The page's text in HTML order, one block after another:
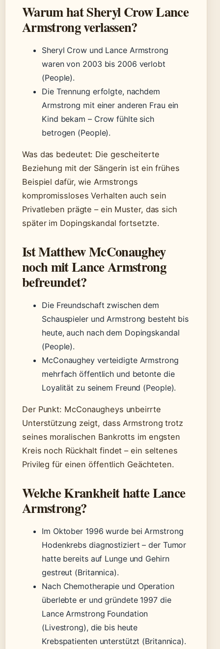
Warum hat Sheryl Crow Lance
Armstrong verlassen?
Sheryl Crow und Lance Armstrong
waren von 2003 bis 2006 verlobt
(People).
Die Trennung erfolgte, nachdem
Armstrong mit einer anderen Frau ein
Kind bekam – Crow fühlte sich
betrogen (People).
Was das bedeutet: Die gescheiterte
Beziehung mit der Sängerin ist ein frühes
Beispiel dafür, wie Armstrongs
kompromissloses Verhalten auch sein
Privatleben prägte – ein Muster, das sich
später im Dopingskandal fortsetzte.
Ist Matthew McConaughey
noch mit Lance Armstrong
befreundet?
Die Freundschaft zwischen dem
Schauspieler und Armstrong besteht bis
heute, auch nach dem Dopingskandal
(People).
McConaughey verteidigte Armstrong
mehrfach öffentlich und betonte die
Loyalität zu seinem Freund (People).
Der Punkt: McConaugheys unbeirrte
Unterstützung zeigt, dass Armstrong trotz
seines moralischen Bankrotts im engsten
Kreis noch Rückhalt findet – ein seltenes
Privileg für einen öffentlich Geächteten.
Welche Krankheit hatte Lance
Armstrong?
Im Oktober 1996 wurde bei Armstrong
Hodenkrebs diagnostiziert – der Tumor
hatte bereits auf Lunge und Gehirn
gestreut (Britannica).
Nach Chemotherapie und Operation
überlebte er und gründete 1997 die
Lance Armstrong Foundation
(Livestrong), die bis heute
Krebspatienten unterstützt (Britannica).